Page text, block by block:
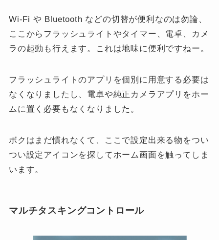
Wi-Fi や Bluetooth などの切替が便利なのは勿論、
ここからフラッシュライトやタイマー、電卓、カメ
ラの起動も行えます。これは地味に便利ですねー。
フラッシュライトのアプリを個別に用意する必要は
なくなりましたし、電卓や純正カメラアプリをホー
ムに置く必要もなくなりました。
ボクはまだ慣れなくて、ここで設定出来る物をつい
つい設定アイコンを探してホーム画面を触ってしま
います。
マルチタスキングコントロール